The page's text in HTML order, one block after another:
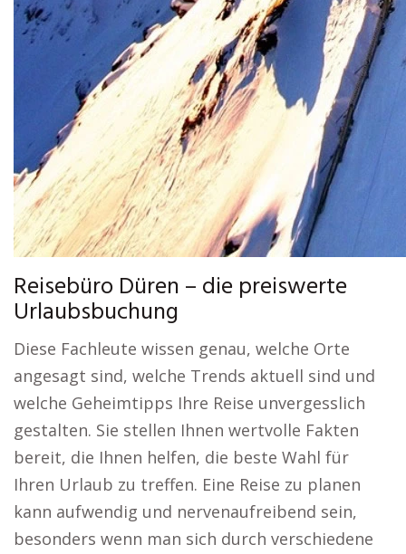
Reisebüro Düren – die preiswerte
Urlaubsbuchung
Diese Fachleute wissen genau, welche Orte
angesagt sind, welche Trends aktuell sind und
welche Geheimtipps Ihre Reise unvergesslich
gestalten. Sie stellen Ihnen wertvolle Fakten
bereit, die Ihnen helfen, die beste Wahl für
Ihren Urlaub zu treffen. Eine Reise zu planen
kann aufwendig und nervenaufreibend sein,
besonders wenn man sich durch verschiedene